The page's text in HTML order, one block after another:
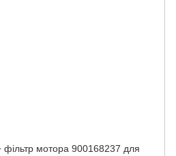
фільтр мотора 900168237 для